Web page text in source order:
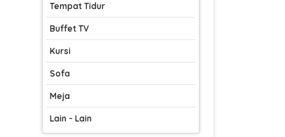
Tempat Tidur
Buffet TV
Kursi
Sofa
Meja
Lain - Lain